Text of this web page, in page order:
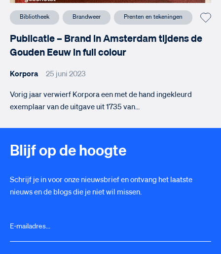
Bibliotheek Brandweer Prenten en tekeningen
Publicatie – Brand in Amsterdam tijdens de
Gouden Eeuw in full colour
Korpora 25 juni 2023
Vorig jaar verwierf Korpora een met de hand ingekleurd
exemplaar van de uitgave uit 1735 van…
Blijf op de hoogte
Schrijf je in voor onze nieuwsbrief en ontvang het laatste
nieuws en de blogs die je niet wil missen.